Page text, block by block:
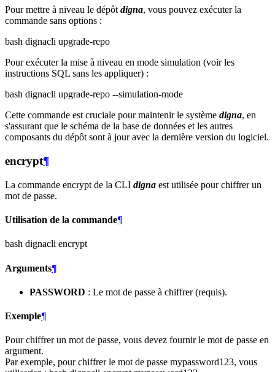
Pour mettre à niveau le dépôtdigna, vous pouvez exécuter la
commande sans options :
bash dignacli upgrade-repo
Pour exécuter la mise à niveau en mode simulation (voir les
instructions SQL sans les appliquer) :
bash dignacli upgrade-repo --simulation-mode
Cette commande est cruciale pour maintenir le système digna, en
s'assurant que le schéma de la base de données et les autres
composants du dépôt sont à jour avec la dernière version du logiciel.
encrypt¶
La commande encrypt de la CLI digna est utilisée pour chiffrer un
mot de passe.
Utilisation de la commande¶
bash dignacli encrypt
Arguments¶
PASSWORD : Le mot de passe à chiffrer (requis).
Exemple¶
Pour chiffrer un mot de passe, vous devez fournir le mot de passe en
argument.
Par exemple, pour chiffrer le mot de passe mypassword123, vous